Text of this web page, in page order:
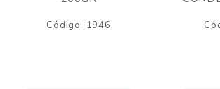
Código: 1946